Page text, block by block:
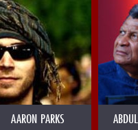
AARON PARKS